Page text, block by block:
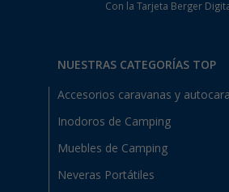
Con la Tarjeta Berger
NUESTRAS CATEGORÍAS TOP
Accesorios caravanas y
Inodoros de Camping
Muebles de Camping
Neveras Portátiles